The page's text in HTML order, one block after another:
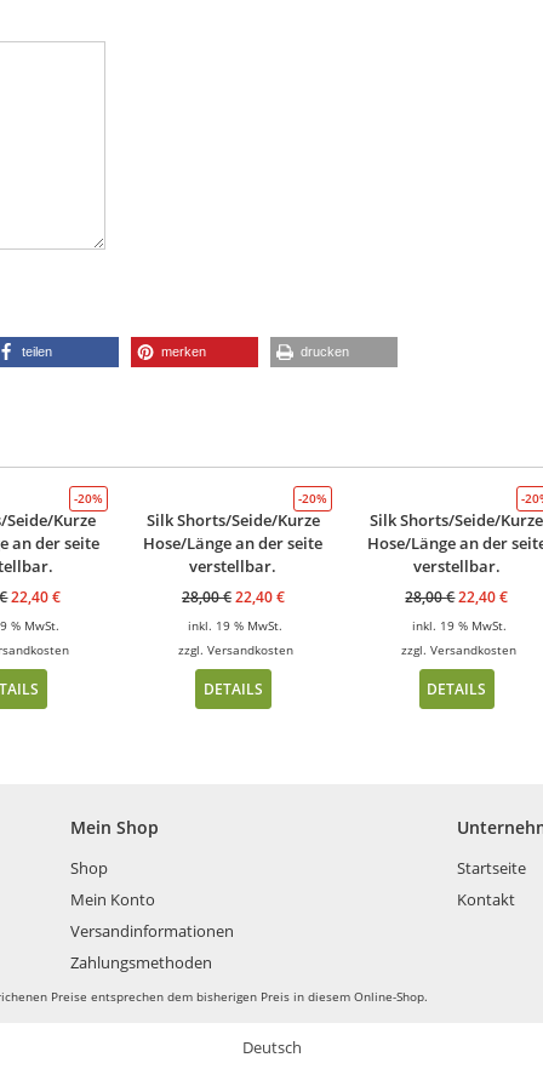
teilen merken drucken
-20%
Seide/Kurze
an der seite
€22,40€
% MwSt.
-20%
Silk Shorts/Seide/Kurze
Hose/Länge an der seite
verstellbar.
28,00€22,40€
inkl. 19 % MwSt.
zzgl. Versandkosten
DETAILS
-
Silk Shorts/Seide/Kurze
Hose/Länge an der
verstellbar.
28,00€22,40€
inkl. 19 % MwSt.
zzgl.Versandkosten
DETAILS
Mein Shop
Shop
Mein Konto
Versandinformationen
Zahlungsmethoden
Startseite
Kontakt
Preise entsprechen dem bisherigen Preis in diesem Online-Shop.
Deutsch